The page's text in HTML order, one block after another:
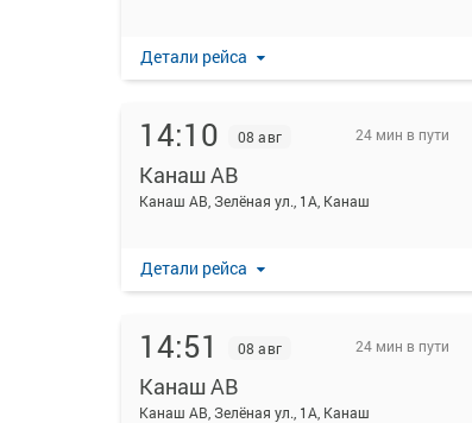
Детали рейса
14:10 08 авг 24 мин в пути
Канаш АВ
Канаш АВ, Зелёная ул., 1А, Канаш
Детали рейса
14:51 08 авг 24 мин в пути
Канаш АВ
Канаш АВ, Зелёная ул., 1А, Канаш